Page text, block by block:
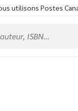
utilisons Postes